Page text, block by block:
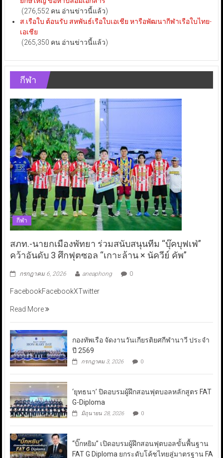
(276,552 คน อ่านข่าวนี้แล้ว)
ส.เรือใบ ต้อนรับ สหพันธ์เรือใบเอเชีย หารือพัฒนากีฬาเรือใบไทย-
เอเชีย
(265,350 คน อ่านข่าวนี้แล้ว)
กีฬา
กีฬา
สภท.-นายกเมืองพัทยา ร่วมสนับสนุนทีม “บุ๊คบุฟเฟ่”
คว้าอันดับ 3 ศึกฟุตซอล “เกาะล้าน × นัควีย์ คัพ”
กรกฎาคม 6, 2026 aneaphong 0
FacebookFacebookXTwitter
Read More
กองทัพเรือ จัดงานวันเกียรติยศกีฬานาวี ประจำ
ปี 2569
กรกฎาคม 3, 2026 0
‘ยุทธนา’ ปิดอบรมผู้ฝึกสอนฟุตบอลหลักสูตร FAT
G-Diploma
มิถุนายน 28, 2026 0
“บิ๊กหยิม” เปิดอบรมผู้ฝึกสอนฟุตบอลขั้นพื้นฐาน
FAT G Diploma ยกระดับโค้ชไทยสู่มาตรฐาน FA